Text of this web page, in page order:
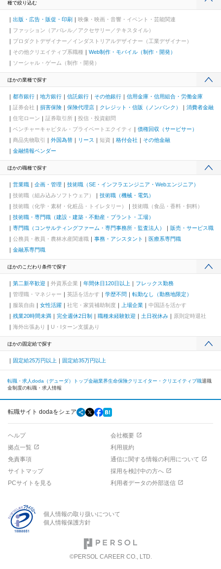
種で絞り込む
出版・広告・販促・印刷
映像・映画・音響・イベント・芸能関連
ファッション（アパレル／アクセサリー／テキスタイル）
プロダクトデザイナー／インダストリアルデザイナー（工業デザイナー）
その他クリエイティブ系職種
Web制作・モバイル（制作・開発）
ソーシャル・ゲーム（制作・開発）
ほかの業種で探す
都市銀行 地方銀行 信託銀行 その他銀行
信用金庫・信用組合・労働金庫
証券会社
損害保険 保険代理店 クレジット・信販（ノンバンク）
消費者金融
住宅ローン
証券取引所
投信・投資顧問
ベンチャーキャピタル・プライベートエクイティ
債権回収（サービサー）
商品先物取引
外国為替 リース 短資 格付会社
その他金融
金融情報ベンダー
ほかの職種で探す
営業職 企画・管理
技術職（SE・インフラエンジニア・Webエンジニア）
技術職（組み込みソフトウェア）
技術職（機械・電気）
技術職（化学・素材・化粧品・トイレタリー）
技術職（食品・香料・飼料）
技術職・専門職（建設・建築・不動産・プラント・工場）
専門職（コンサルティングファーム・専門事務所・監査法人）
販売・サービス職
公務員・教員・農林水産関連職
事務・アシスタント
医療系専門職
金融系専門職
ほかのこだわり条件で探す
第二新卒歓迎 外資系企業 年間休日120日以上
フレックス勤務
管理職・マネジャー
英語を活かす 学歴不問
転勤なし（勤務地限定）
服装自由
女性活躍 社宅・家賃補助制度 上場企業
中国語を活かす
残業20時間未満
完全週休2日制 職種未経験歓迎 土日祝休み
原則定時退社
海外出張あり
U・Iターン支援あり
ほかの固定給で探す
固定給25万円以上 固定給35万円以上
転職・求人doda（デューダ）トップ金融業界生命保険クリエイター・クリエイティブ職退職
金制度の転職・求人情報
転職サイト dodaをシェア
ヘルプ
会社概要
拠点一覧
利用規約
免責事項
通信に関する情報の利用について
サイトマップ
採用を検討中の方へ
PCサイトを見る
利用者データの外部送信
個人情報の取り扱いについて
個人情報保護方針
©PERSOL CAREER CO., LTD.